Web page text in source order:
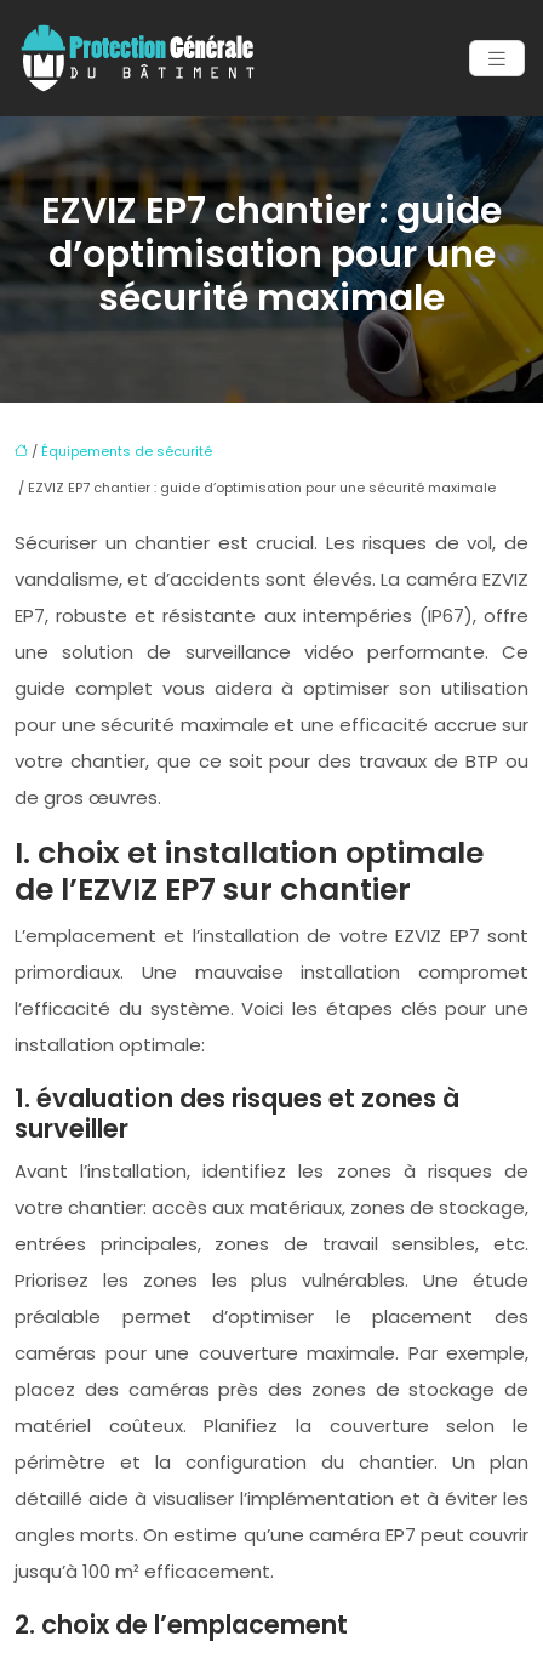
EZVIZ EP7 chantier : guide
d’optimisation pour une
sécurité maximale
/ Équipements de sécurité
/ EZVIZ EP7 chantier : guide d’optimisation pour une sécurité maximale
Sécuriser un chantier est crucial. Les risques de vol, de
vandalisme, et d’accidents sont élevés. La caméra EZVIZ
EP7, robuste et résistante aux intempéries (IP67), offre
une solution de surveillance vidéo performante. Ce
guide complet vous aidera à optimiser son utilisation
pour une sécurité maximale et une efficacité accrue sur
votre chantier, que ce soit pour des travaux de BTP ou
de gros œuvres.
I. choix et installation optimale
de l’EZVIZ EP7 sur chantier
L’emplacement et l’installation de votre EZVIZ EP7 sont
primordiaux. Une mauvaise installation compromet
l’efficacité du système. Voici les étapes clés pour une
installation optimale:
1. évaluation des risques et zones à
surveiller
Avant l’installation, identifiez les zones à risques de
votre chantier: accès aux matériaux, zones de stockage,
entrées principales, zones de travail sensibles, etc.
Priorisez les zones les plus vulnérables. Une étude
préalable permet d’optimiser le placement des
caméras pour une couverture maximale. Par exemple,
placez des caméras près des zones de stockage de
matériel coûteux. Planifiez la couverture selon le
périmètre et la configuration du chantier. Un plan
détaillé aide à visualiser l’implémentation et à éviter les
angles morts. On estime qu’une caméra EP7 peut couvrir
jusqu’à 100 m² efficacement.
2. choix de l’emplacement